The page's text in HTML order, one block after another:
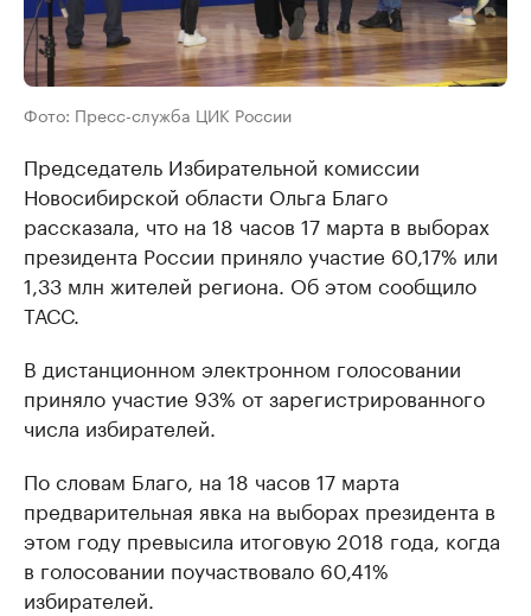
Фото: Пресс-служба ЦИК России
Председатель Избирательной комиссии
Новосибирской области Ольга Благо
рассказала, что на 18 часов 17 марта в выборах
президента России приняло участие 60,17% или
1,33 млн жителей региона. Об этом сообщило
ТАСС.
В дистанционном электронном голосовании
приняло участие 93% от зарегистрированного
числа избирателей.
По словам Благо, на 18 часов 17 марта
предварительная явка на выборах президента в
этом году превысила итоговую 2018 года, когда
в голосовании поучаствовало 60,41%
избирателей.